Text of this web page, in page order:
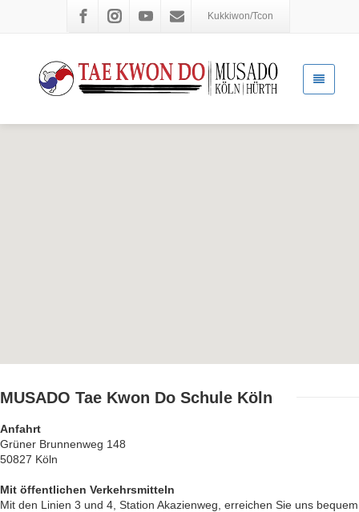
Kukkiwon/Tcon
MUSADO Tae Kwon Do Schule Köln
Anfahrt
Grüner Brunnenweg 148
50827 Köln
Mit öffentlichen Verkehrsmitteln
Mit den Linien 3 und 4, Station Akazienweg, erreichen Sie uns bequem